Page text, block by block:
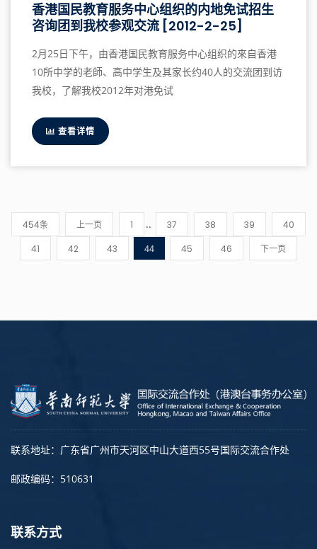
香港国民教育服务中心组织的内地免试招生
咨询团到我校参观交流 [2012-2-25]
2月25日下午，由香港国民教育服务中心组织的來自香港
10所中学的老師、高中学生及其家长约40人的交流团到访
我校，了解我校2012年对港免试
查看详情
454条 上一页 1 .. 37 38 39
40
41
42 43 44 45 46 下一页
联系地址：广东省广州市天河区中山大道西55号国际交流合作处
邮政编码：510631
联系方式